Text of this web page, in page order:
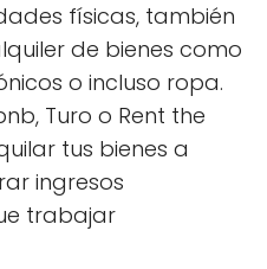
físicas, también
de bienes como
o incluso ropa.
Turo o Rent the
tus bienes a
ingresos
trabajar